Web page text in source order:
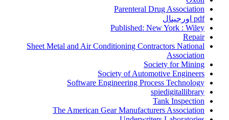
Parenteral Drug Association
pdf اورجینال
Published: New York : Wiley
Repair
Sheet Metal and Air Conditioning Contractors National
Association
Society for Mining
Society of Automotive Engineers
Software Engineering Process Technology
spiedigitallibrary
Tank Inspection
The American Gear Manufacturers Association